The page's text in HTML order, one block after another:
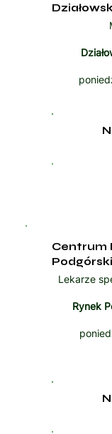
Centrum
Podgórski
Lekarze
Rynek